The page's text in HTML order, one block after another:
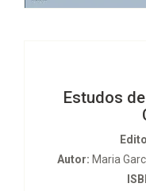
Estudos
Autor: Maria